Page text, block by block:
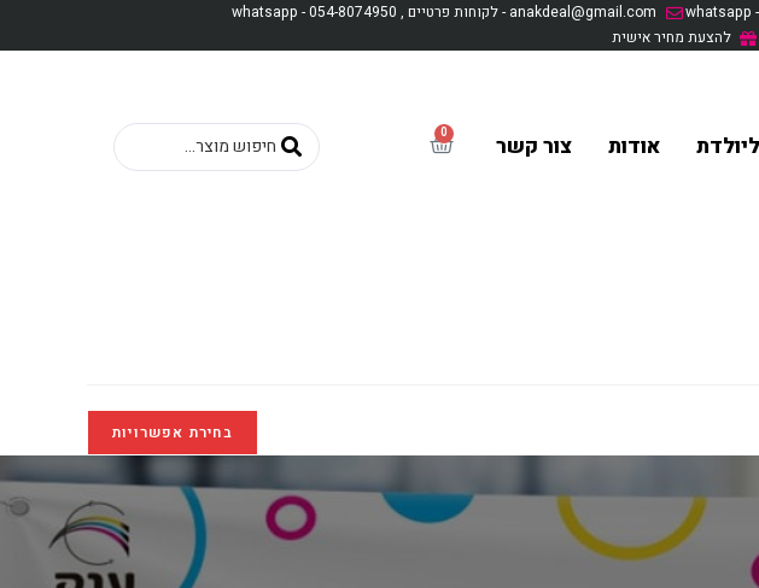
anakdeal@gmail.com - לקוחות פרטיים , whatsapp - 054-8074950
להצעת מחיר אישית
אודות צור קשר 0
בחירת אפשרויות